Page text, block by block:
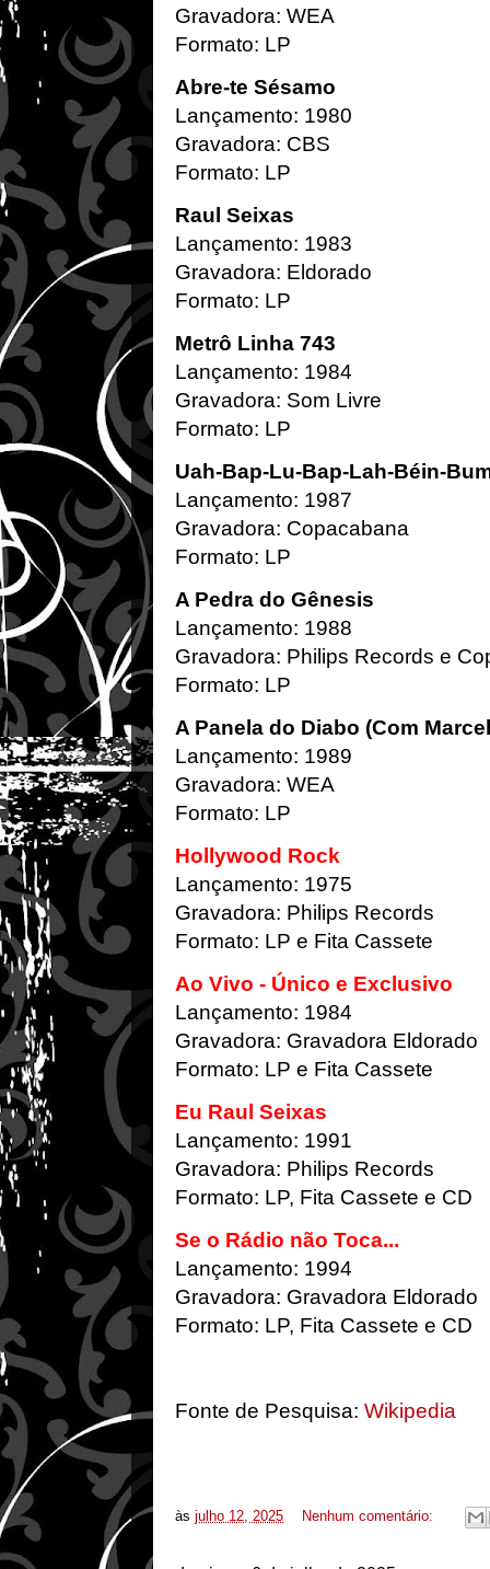
Gravadora: WEA
Formato: LP
Abre-te Sésamo
Lançamento: 1980
Gravadora: CBS
Formato: LP
Raul Seixas
Lançamento: 1983
Gravadora: Eldorado
Formato: LP
Metrô Linha 743
Lançamento: 1984
Gravadora: Som Livre
Formato: LP
Uah-Bap-Lu-Bap-Lah-Béin-
Lançamento: 1987
Gravadora: Copacabana
Formato: LP
A Pedra do Gênesis
Lançamento: 1988
Gravadora: Philips Records e
Formato: LP
A Panela do Diabo (Com
Lançamento: 1989
Gravadora: WEA
Formato: LP
Hollywood Rock
Lançamento: 1975
Gravadora: Philips Records
Formato: LP e Fita Cassete
Ao Vivo - Único e Exclusivo
Lançamento: 1984
Gravadora: Gravadora Eldorado
Formato: LP e Fita Cassete
Eu Raul Seixas
Lançamento: 1991
Gravadora: Philips Records
Formato: LP, Fita Cassete e CD
Se o Rádio não Toca...
Lançamento: 1994
Gravadora: Gravadora Eldorado
Formato: LP, Fita Cassete e CD
Fonte de Pesquisa: Wikipedia
às julho 12, 2025 Nenhum comentário: